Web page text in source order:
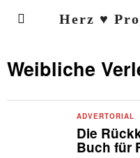
Herz ♥
Weibliche
ADVERTORIAL ·
Die
Buch für